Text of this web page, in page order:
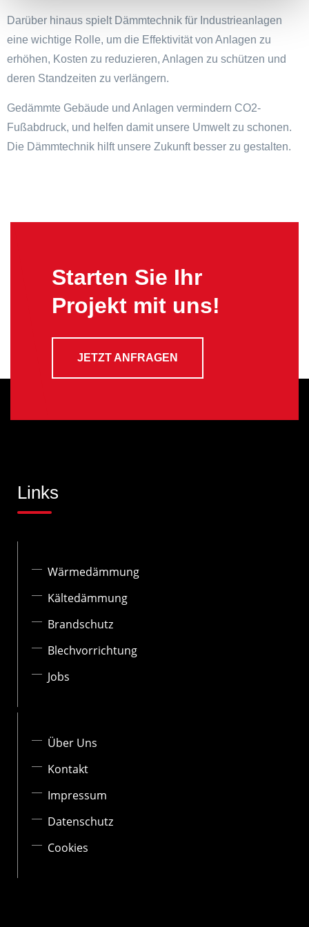
Darüber hinaus spielt Dämmtechnik für Industrieanlagen
eine wichtige Rolle, um die Effektivitätvon Anlagen zu
erhöhen, Kosten zu reduzieren, Anlagen zu schützen und
deren Standzeiten zu verlängern.
Gedämmte Gebäude und Anlagen vermindern CO2-
Fußabdruck, und helfen damit unsere Umwelt zu schonen.
Die Dämmtechnik hilft unsere Zukunftbesser zu gestalten.
Starten Sie Ihr
Projekt mit uns!
JETZT ANFRAGEN
Links
Wärmedämmung
Kältedämmung
Brandschutz
Blechvorrichtung
Jobs
Über Uns
Kontakt
Impressum
Datenschutz
Cookies